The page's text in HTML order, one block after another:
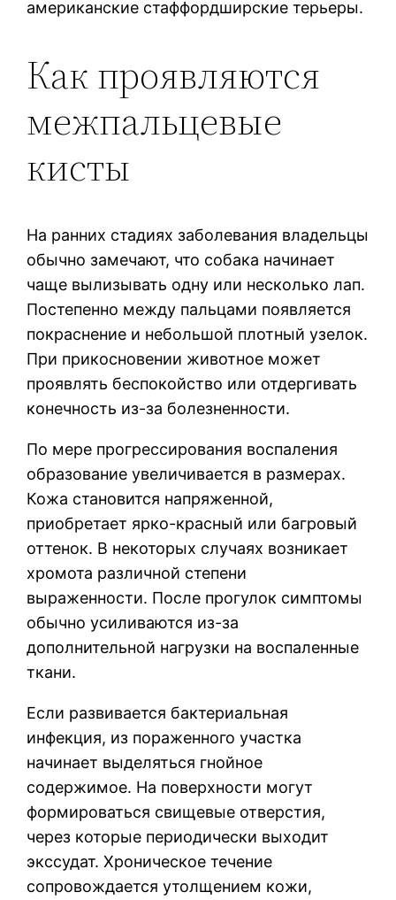
американские стаффордширские терьеры.
Как проявляются
межпальцевые
кисты
На ранних стадиях заболевания владельцы
обычно замечают, что собака начинает
чаще вылизывать одну или несколько лап.
Постепенно между пальцами появляется
покраснение и небольшой плотный узелок.
При прикосновении животное может
проявлять беспокойство или отдергивать
конечность из-за болезненности.
По мере прогрессирования воспаления
образование увеличивается в размерах.
Кожа становится напряженной,
приобретает ярко-красный или багровый
оттенок. В некоторых случаях возникает
хромота различной степени
выраженности. После прогулок симптомы
обычно усиливаются из-за
дополнительной нагрузки на воспаленные
ткани.
Если развивается бактериальная
инфекция, из пораженного участка
начинает выделяться гнойное
содержимое. На поверхности могут
формироваться свищевые отверстия,
через которые периодически выходит
экссудат. Хроническое течение
сопровождается утолщением кожи,